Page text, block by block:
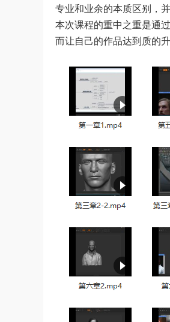
专业和业余的本质区别，
本次课程的重中之重是通
而让自己的作品达到质的升